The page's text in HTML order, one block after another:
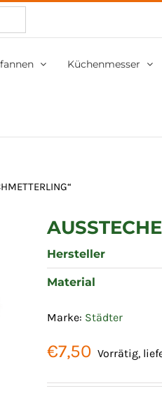
Küchenmesser
Hersteller
Material
Marke: Städter
€7,50 Vorrätig,